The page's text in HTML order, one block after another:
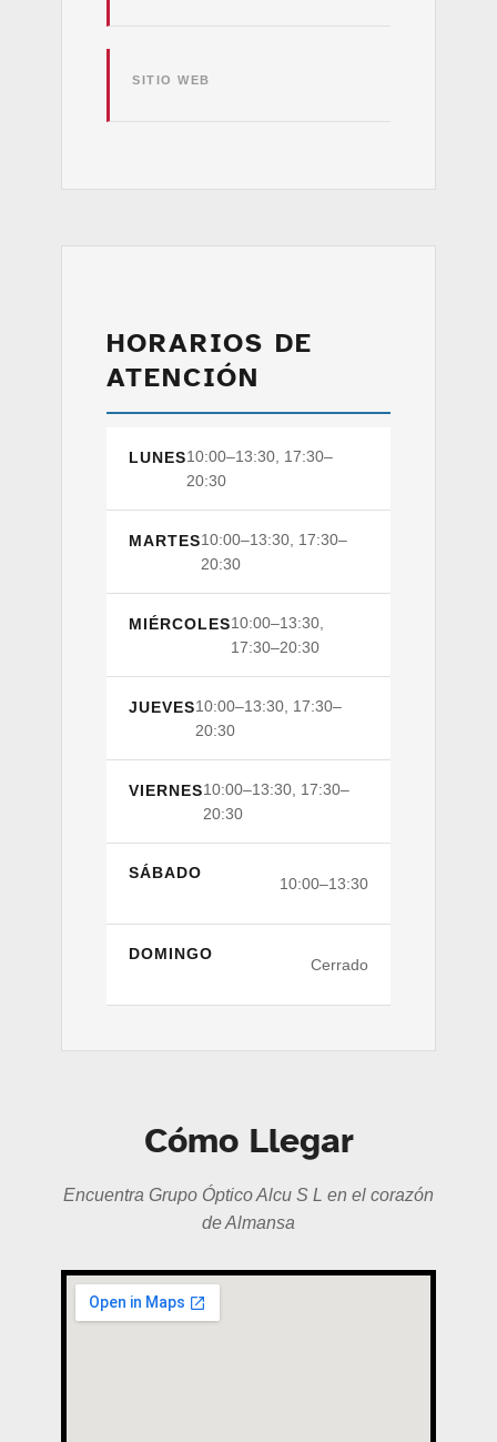
SITIO WEB
HORARIOS DE
ATENCIÓN
LUNES10:00–13:30, 17:30–
20:30
MARTES10:00–13:30, 17:30–
20:30
MIÉRCOLES10:00–13:30,
17:30–20:30
JUEVES10:00–13:30, 17:30–
20:30
VIERNES10:00–13:30, 17:30–
20:30
SÁBADO
10:00–13:30
DOMINGO
Cerrado
Cómo Llegar
Encuentra Grupo Óptico Alcu S L en el corazón
de Almansa